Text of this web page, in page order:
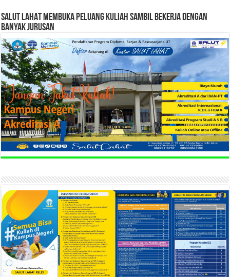
SALUT LAHAT MEMBUKA PELUANG KULIAH SAMBIL BEKERJA DENGAN
BANYAK JURUSAN